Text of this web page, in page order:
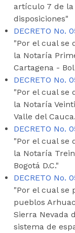
artículo 7 de la
disposiciones"
DECRETO No.
"Por el cual se
la Notaría
Cartagena -
DECRETO No.
"Por el cual se
la Notaría
Valle del
DECRETO No.
"Por el cual se
la Notaría
Bogotá D.C."
DECRETO No.
"Por el cual se
pueblos
Sierra Nevada
sistema de